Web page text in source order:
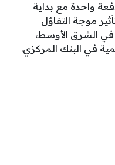
نحو 150 ديناراً دفعة واحدة مع بداية
موجة التفاؤل
في الشرق الأوسط،
في البنك المركزي.